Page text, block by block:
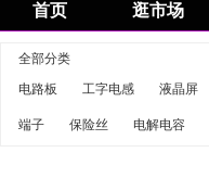
首页 逛市场
全部分类
电路板
工字电感 液晶屏
端子 保险丝 电解电容